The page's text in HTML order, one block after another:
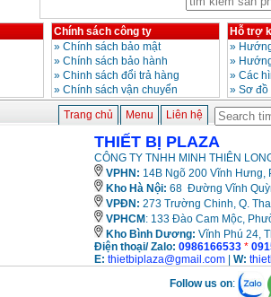
VND
Chính sách công ty
» Chính sách bảo mật
» Chính sách bảo hành
» Chinh sách đổi trả hàng
» Chính sách vận chuyển
Hỗ trợ
»
»
» Các
» Sơ
Trang chủ Menu Liên hệ
THIẾT BỊ PLAZA
CÔNG TY TNHH MINH THIÊN
VPHN: 14B Ngõ 200 Vĩnh Hưng,
Kho Hà Nội: 68 Đường Vĩnh
VPĐN: 273 Trường Chinh, Q.
VPHCM : 133 Đào Cam Mộc,
Kho Bình Dương: Vĩnh Phú 24,
Điện thoại/ Zalo: 0986166533 *
E: thietbiplaza@gmail.com W:
Follow us on: